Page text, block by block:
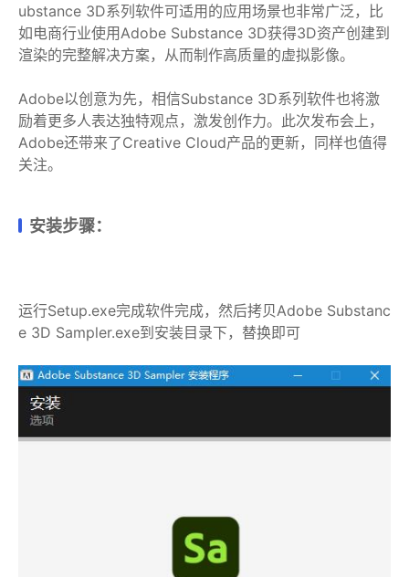
ubstance 3D系列软件可适用的应用场景也非常广泛，比
如电商行业使用Adobe Substance 3D获得3D资产创建到
渲染的完整解决方案，从而制作高质量的虚拟影像。
Adobe以创意为先，相信Substance 3D系列软件也将激
励着更多人表达独特观点，激发创作力。此次发布会上，
Adobe还带来了Creative Cloud产品的更新，同样也值得
关注。
安装步骤：
运行Setup.exe完成软件完成，然后拷贝Adobe Substanc
e 3D Sampler.exe到安装目录下，替换即可